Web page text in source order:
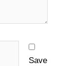
Save